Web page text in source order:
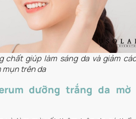
chất giúp làm sáng da và giảm
mụn trên da
dưỡng trắng da mờ